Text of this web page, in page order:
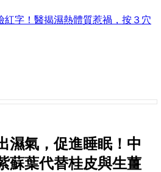
紅字！醫揭濕熱體質惹禍，按３穴
濕氣，促進睡眠！中
蘇葉代替桂皮與生薑